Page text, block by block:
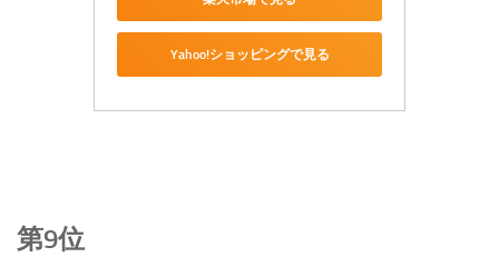
Yahoo!ショッピングで見る
第9位